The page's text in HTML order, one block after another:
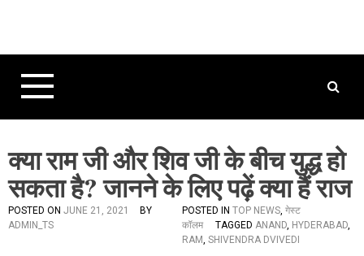
t
क्या राम जी और शिव जी के बीच युद्ध हो
सकता है? जानने के लिए पढ़ें क्या हैं राज
POSTED ON JUNE 21, 2021
BY
ADMIN_TS
POSTED IN TOP NEWS, गेस्ट
कॉलम
TAGGED ANAND, HYDERABAD,
RAM, SHIVENDRA DVIVEDI